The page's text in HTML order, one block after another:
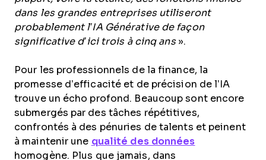
dans les grandes entreprises utiliseront
probablement l’IA Générative de façon
significative d’ici trois à cinq ans».
Pour les professionnels de la finance, la
promesse d’efficacité et de précision de l’IA
trouve un écho profond. Beaucoup sont encore
submergés par des tâches répétitives,
confrontés à des pénuries de talents et peinent
à maintenir une qualité des données
homogène. Plus que jamais, dans